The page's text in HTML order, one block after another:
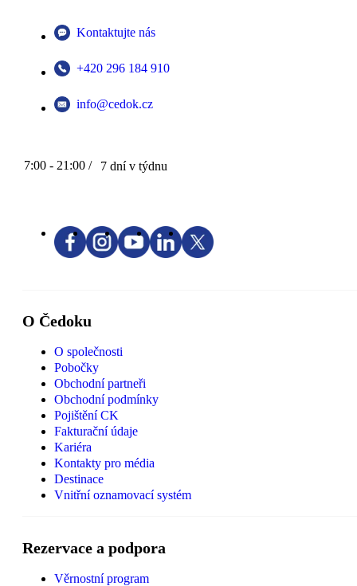
Kontaktujte nás
+420 296 184 910
info@cedok.cz
7:00 - 21:00 / 7 dní v týdnu
O Čedoku
O společnosti
Pobočky
Obchodní partneři
Obchodní podmínky
Pojištění CK
Fakturační údaje
Kariéra
Kontakty pro média
Destinace
Vnitřní oznamovací systém
Rezervace a podpora
Věrnostní program